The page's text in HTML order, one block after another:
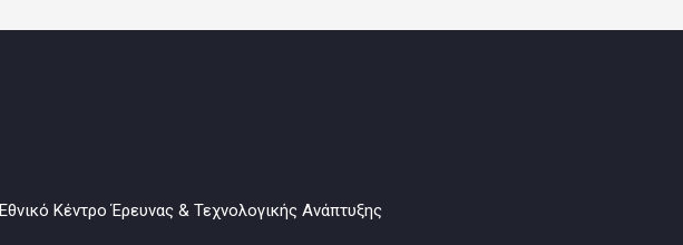
Εθνικό Κέντρο Έρευνας & Τεχνολογικής Ανάπτυξης